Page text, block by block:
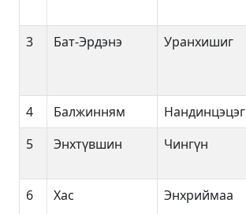
3 Бат-Эрдэнэ Уранхишиг
4 Балжинням Нандинцэцэг
5
Энхтүвшин Чингүн
6
Хас Энхриймаа